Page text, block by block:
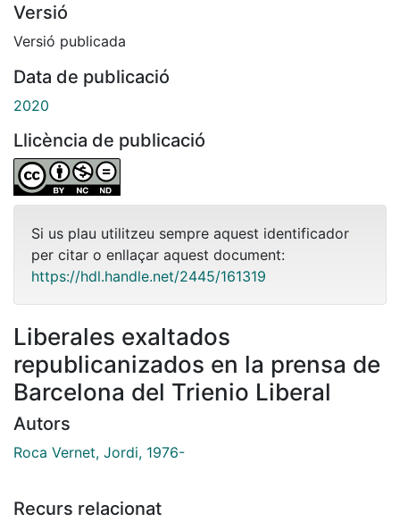
Versió
Versió publicada
Data de publicació
2020
Llicència de publicació
Si us plau utilitzeu sempre aquest identificador
per citar o enllaçar aquest document:
https://hdl.handle.net/2445/161319
Liberales exaltados
republicanizados en la prensa de
Barcelona del Trienio Liberal
Autors
Roca Vernet, Jordi, 1976-
Recurs relacionat